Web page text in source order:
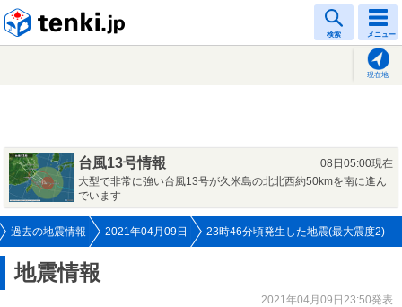
検索 メニュー
現在地
台風13号情報
08日05:00現在
大型で非常に強い台風13号が久米島の北北西約50kmを南に進ん
でいます
過去の地震情報 2021年04月09日 23時46分頃発生した地震(最大震度2)
地震情報
2021年04月09日23:50発表